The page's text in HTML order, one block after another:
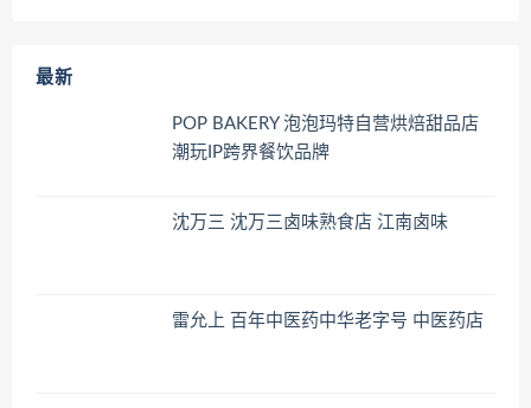
最新
POP BAKERY 泡泡玛特自营烘焙甜品店
潮玩IP跨界餐饮品牌
沈万三 沈万三卤味熟食店 江南卤味
雷允上 百年中医药中华老字号 中医药店